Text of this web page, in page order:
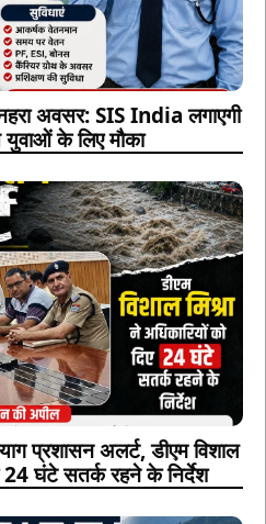
अवसर: SIS India लगाएगी
युवाओं के लिए मौका
प्रशासन अलर्ट, डीएम विशाल
24 घंटे सतर्क रहने के निर्देश